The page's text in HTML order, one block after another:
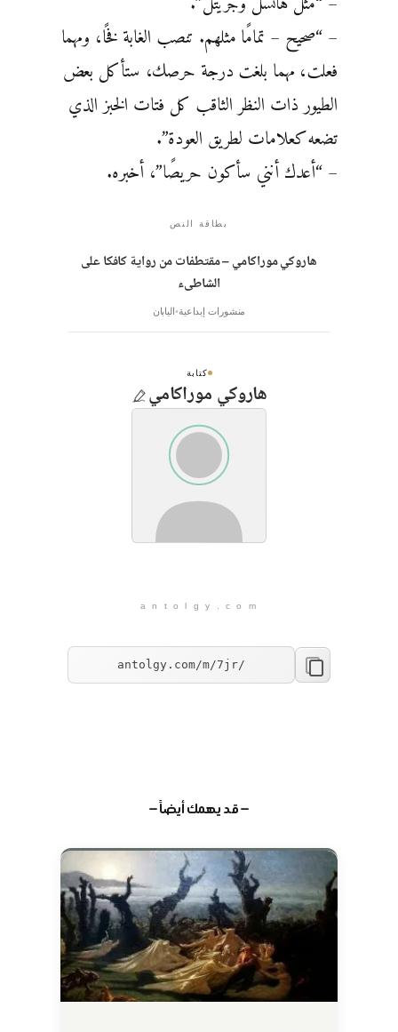
– “صحيح – تمامًا مثلهم. تنصب الغابة فخًا، ومهما
فعلت، مهما بلغت درجة حرصك، ستأكل بعض
الطيور ذات النظر الثاقب كل فتات الخبز الذي
تضعه كعلامات لطريق العودة”.
– “أعدك أنني سأكون حريصًا”، أخبره.
بطاقة النص
هاروكي موراكامي – مقتطفات من رواية كافكا على
الشاطىء
منشورات إبداعية اليابان
كتابة
هاروكي موراكامي
a n t o l g y . c o m
— قد يهمك أيضاً —